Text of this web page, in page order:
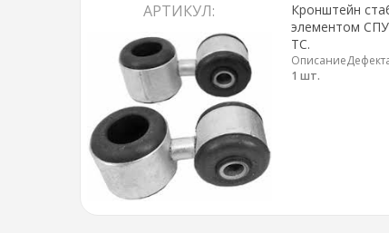
АРТИКУЛ:
Кронштейн
элементом СПУ
ТС.
1 шт.